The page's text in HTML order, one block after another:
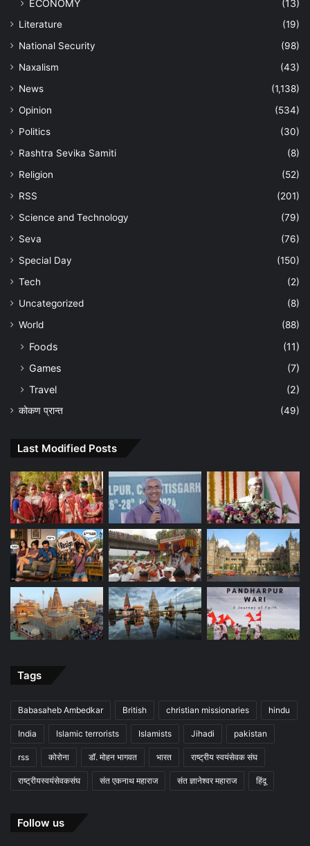
ECONOMY (13)
Literature
(19)
National Security
(98)
Naxalism
(43)
News
(1,138)
Opinion
(534)
Politics
(30)
Rashtra Sevika Samiti
(8)
Religion
(52)
RSS
(201)
Science and Technology
(79)
Seva
(76)
Special Day
(150)
Tech
(2)
Uncategorized
(8)
World
(88)
Foods
(11)
Games
(7)
Travel
(2)
कोकण प्रान्त (49)
Last Modified Posts
Tags
Babasaheb Ambedkar British christian missionaries hindu
India Islamic terrorists Islamists Jihadi pakistan
rss कोरोना डॉ. मोहन भागवत भारत राष्ट्रीय स्वयंसेवक संघ
राष्ट्रीयस्वयंसेवकसंघ संत एकनाथ महाराज संत ज्ञानेश्वर महाराज हिंदू
Follow us